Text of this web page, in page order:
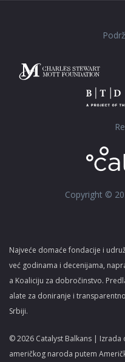
Copyright ©
Najveće domaće fondacije i
već godinama i decenijama,
a Koaliciju za dobročinstvo.
alate za doniranje i
Srbiji.
© 2026 Catalyst Balkans |
američkog naroda putem